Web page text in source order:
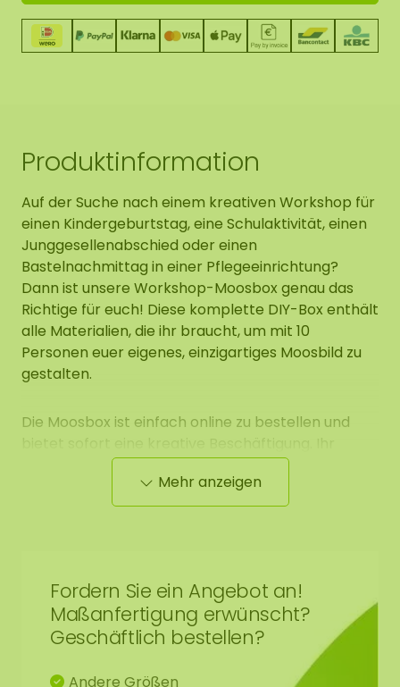
Produktinformation
Auf der Suche nach einem kreativen Workshop für
einen Kindergeburtstag, eine Schulaktivität, einen
Junggesellenabschied oder einen
Bastelnachmittag in einer Pflegeeinrichtung?
Dann ist unsere Workshop-Moosbox genau das
Richtige für euch! Diese komplette DIY-Box enthält
alle Materialien, die ihr braucht, um mit 10
Personen euer eigenes, einzigartiges Moosbild zu
gestalten.
Die Moosbox ist einfach online zu bestellen und
müsst euch keine Sorgen machen, schnell
loszulegen – das enthaltene Moos ist konserviert
und benötigt weder Pflege noch Tageslicht. Die
Was erwartet euch?
Komplettset für 10 Personen
Mehr anzeigen
Fordern Sie ein Angebot an!
Maßanfertigung erwünscht?
Geschäftlich bestellen?
Andere Größen